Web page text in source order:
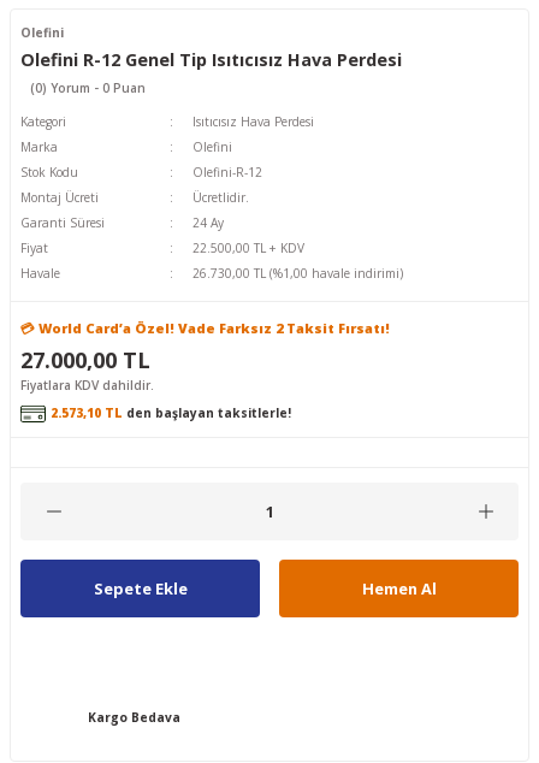
Olefini
Olefini R-12 Genel Tip Isıtıcısız Hava Perdesi
(0) Yorum - 0 Puan
Kategori
Isıtıcısız Hava Perdesi
Marka
Olefini
Stok Kodu
Olefini-R-12
Montaj Ücreti
Ücretlidir.
Garanti Süresi
24 Ay
Fiyat
22.500,00 TL + KDV
Havale
26.730,00 TL (%1,00 havale indirimi)
💳 World Card’a Özel! Vade Farksız 2 Taksit Fırsatı!
27.000,00 TL
Fiyatlara KDV dahildir.
2.573,10 TL den başlayan taksitlerle!
Sepete Ekle Hemen Al
Kargo Bedava